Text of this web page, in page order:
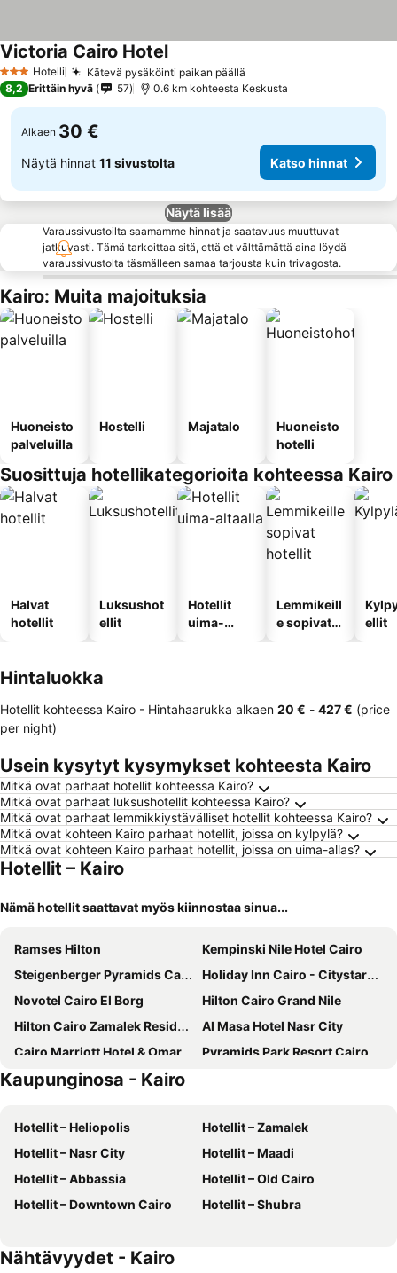
3 Tähtiluokitus
Hotelli Kätevä pysäköinti paikan päällä
Victoria Cairo Hotel
8,2 Erittäin hyvä 57 0.6 km kohteesta Keskusta
Alkaen 30 €
Näytä hinnat 11 sivustolta Katso hinnat
Näytä lisää
Varaussivustoilta saamamme hinnat ja saatavuus muuttuvat
jatkuvasti. Tämä tarkoittaa sitä, että et välttämättä aina löydä
varaussivustolta täsmälleen samaa tarjousta kuin trivagosta.
Kairo: Muita majoituksia
Huoneisto
palveluilla
Hostelli Majatalo
Huoneisto
hotelli
Suosittuja hotellikategorioita kohteessa Kairo
Halvat
hotellit
Luksushot
ellit
Hotellit
uima-
Lemmikeill
e sopivat
ellit
Hintaluokka
Hotellit kohteessa Kairo - Hintahaarukka alkaen ‎20 € - ‎427 € (price
per night)
Usein kysytyt kysymykset kohteesta Kairo
Mitkä ovat parhaat hotellit kohteessa Kairo?
Mitkä ovat parhaat luksushotellit kohteessa Kairo?
Mitkä ovat parhaat lemmikkiystävälliset hotellit kohteessa Kairo?
Mitkä ovat kohteen Kairo parhaat hotellit, joissa on kylpylä?
Mitkä ovat kohteen Kairo parhaat hotellit, joissa on uima-allas?
Hotellit – Kairo
Nämä hotellit saattavat myös kiinnostaa sinua...
Ramses Hilton
Kempinski Nile Hotel Cairo
Steigenberger Pyramids Cairo
Holiday Inn Cairo - Citystars By Ihg
Novotel Cairo El Borg
Hilton Cairo Grand Nile
Hilton Cairo Zamalek Residences
Al Masa Hotel Nasr City
Cairo Marriott Hotel & Omar Khayyam Casino
Pyramids Park Resort Cairo
Pyramisa Suites Hotel Cairo
Steigenberger Hotel El Tahrir Cairo
Paradise Boutique Hotel
Marriott Mena House, Cairo
Le Méridien Cairo Airport
Sama hotel
New Palace Hotel
Sofitel Cairo Nile El Gezirah
Cosmopolitan hotel
Garden City Hotel Downtown
Kaupunginosa - Kairo
Hotellit – Heliopolis
Hotellit – Zamalek
Hotellit – Nasr City
Hotellit – Maadi
Hotellit – Abbassia
Hotellit – Old Cairo
Hotellit – Downtown Cairo
Hotellit – Shubra
Nähtävyydet - Kairo